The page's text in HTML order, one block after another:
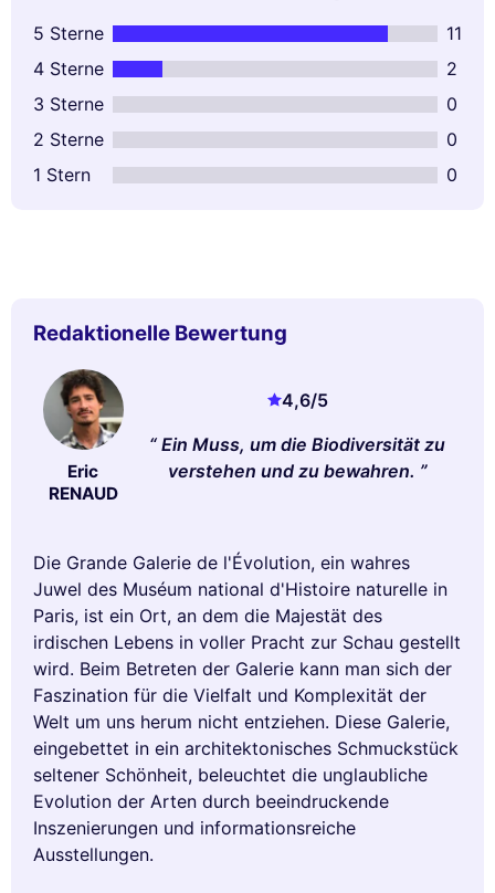
5 Sterne
11
4 Sterne
2
3 Sterne
0
2 Sterne
0
1 Stern
0
Redaktionelle Bewertung
Eric
RENAUD
4,6/5
Ein Muss, um die Biodiversität zu
verstehen und zu bewahren.
Die Grande Galerie de l'Évolution, ein wahres
Juwel des Muséum national d'Histoire naturelle in
Paris, ist ein Ort, an dem die Majestät des
irdischen Lebens in voller Pracht zur Schau gestellt
wird. Beim Betreten der Galerie kann man sich der
Faszination für die Vielfalt und Komplexität der
Welt um uns herum nicht entziehen. Diese Galerie,
eingebettet in ein architektonisches Schmuckstück
seltener Schönheit, beleuchtet die unglaubliche
Evolution der Arten durch beeindruckende
Inszenierungen und informationsreiche
Ausstellungen.